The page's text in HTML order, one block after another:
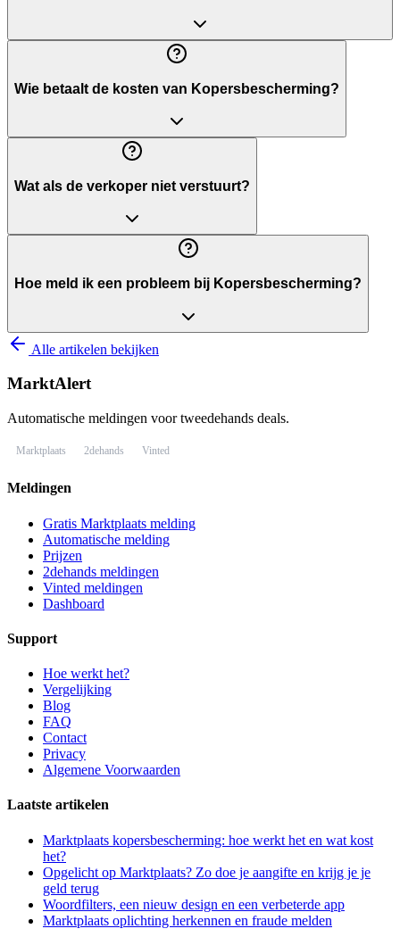
Wie betaalt de kosten van Kopersbescherming?
Wat als de verkoper niet verstuurt?
Hoe meld ik een probleem bij Kopersbescherming?
Alle artikelen bekijken
MarktAlert
Automatische meldingen voor tweedehands deals.
Marktplaats 2dehands Vinted
Meldingen
Gratis Marktplaats melding
Automatische melding
Prijzen
2dehands meldingen
Vinted meldingen
Dashboard
Support
Hoe werkt het?
Vergelijking
Blog
FAQ
Contact
Privacy
Algemene Voorwaarden
Laatste artikelen
Marktplaats kopersbescherming: hoe werkt het en wat kost
het?
Opgelicht op Marktplaats? Zo doe je aangifte en krijg je je
geld terug
Woordfilters, een nieuw design en een verbeterde app
Marktplaats oplichting herkennen en fraude melden